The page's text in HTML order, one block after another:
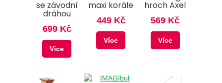
se závodní
dráhou
699 Kč
Více
maxi korále
449 Kč
Více
hroch Axel
569 Kč
Více